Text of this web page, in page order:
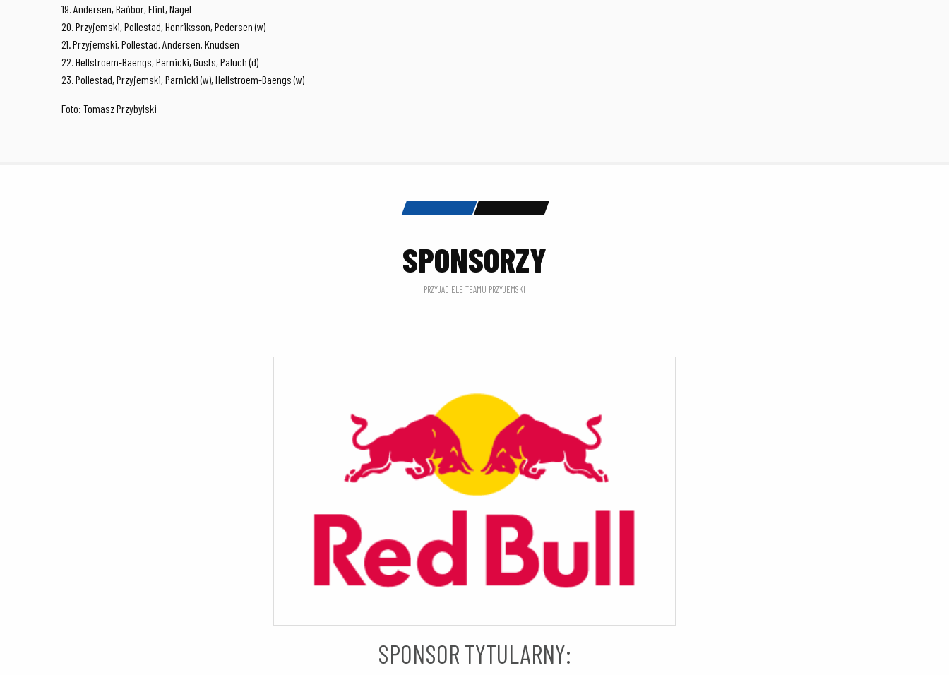
19. Andersen, Bańbor, Flint, Nagel
20. Przyjemski, Pollestad, Henriksson, Pedersen (w)
21. Przyjemski, Pollestad, Andersen, Knudsen
22. Hellstroem-Baengs, Parnicki, Gusts, Paluch (d)
23. Pollestad, Przyjemski, Parnicki (w), Hellstroem-Baengs (w)
Foto: Tomasz Przybylski
SPONSORZY
PRZYJACIELE TEAMU PRZYJEMSKI
SPONSOR TYTULARNY: